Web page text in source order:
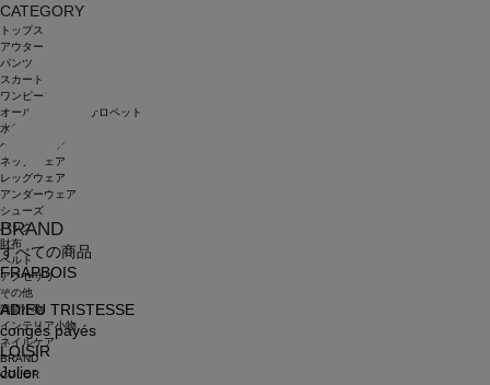
BRAND
すべての商品
FRAPBOIS
ADIEU TRISTESSE
congés payés
LOISIR
Julier
CATEGORY
トップス
アウター
パンツ
スカート
ワンピース
オールインワン・サロペット
水着
ヘッドウェア
ネックウェア
レッグウェア
アンダーウェア
シューズ
バッグ
財布
ベルト
アクセサリ
その他
雑貨小物
インテリア小物
ネイルケア
BRAND
COLOR